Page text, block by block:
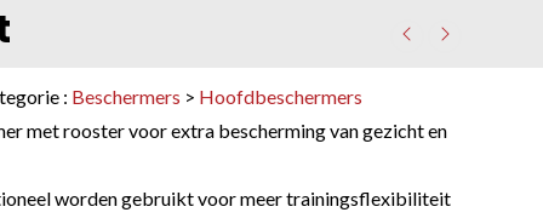
: Beschermers > Hoofdbeschermers
met rooster voor extra bescherming van gezicht en
worden gebruikt voor meer trainingsflexibiliteit